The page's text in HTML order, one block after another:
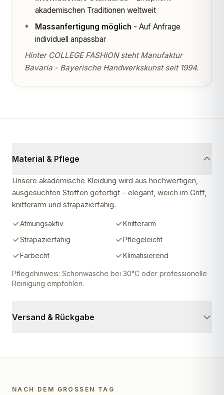
akademischen Traditionen weltweit
Massanfertigung möglich - Auf Anfrage
individuell anpassbar
Hinter COLLEGE FASHION steht Manufaktur
Bavaria - Bayerische Handwerkskunst seit 1994.
Material & Pflege
Unsere akademische Kleidung wird aus hochwertigen,
ausgesuchten Stoffen gefertigt – elegant, weich im Griff,
knitterarm und strapazierfähig.
Atmungsaktiv
Knitterarm
Strapazierfähig
Pflegeleicht
Farbecht
Klimatisierend
Pflegehinweis: Schonwäsche bei 30°C oder professionelle
Reinigung empfohlen.
Versand & Rückgabe
NACH DEM GROSSEN TAG